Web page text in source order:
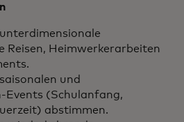
Reisen, Heimwerkerarbeiten
und
Events (Schulanfang,
abstimmen.